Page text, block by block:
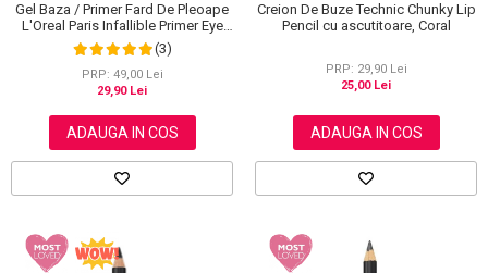
Gel Baza / Primer Fard De Pleoape
L'Oreal Paris Infallible Primer Eye
Shadow Base 100, 3 ml
(3)
PRP: 49,00 Lei
29,90 Lei
ADAUGA IN COS
Creion De Buze Technic Chunky Lip
Pencil cu ascutitoare, Coral
PRP: 29,90 Lei
25,00 Lei
ADAUGA IN COS